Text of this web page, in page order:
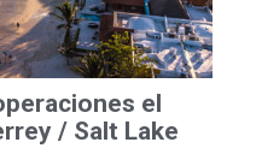
el
/ Salt Lake